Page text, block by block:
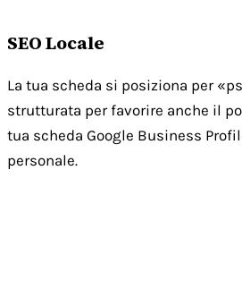
SEO Locale
La tua scheda si posiziona per
strutturata per favorire anche il
tua scheda Google Business
personale.